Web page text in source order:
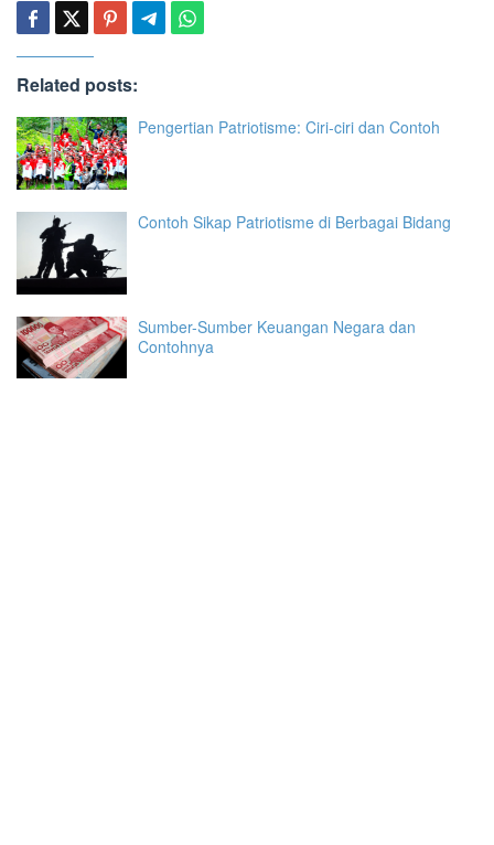
Related posts:
Pengertian Patriotisme: Ciri-ciri dan Contoh
Contoh Sikap Patriotisme di Berbagai Bidang
Sumber-Sumber Keuangan Negara dan
Contohnya